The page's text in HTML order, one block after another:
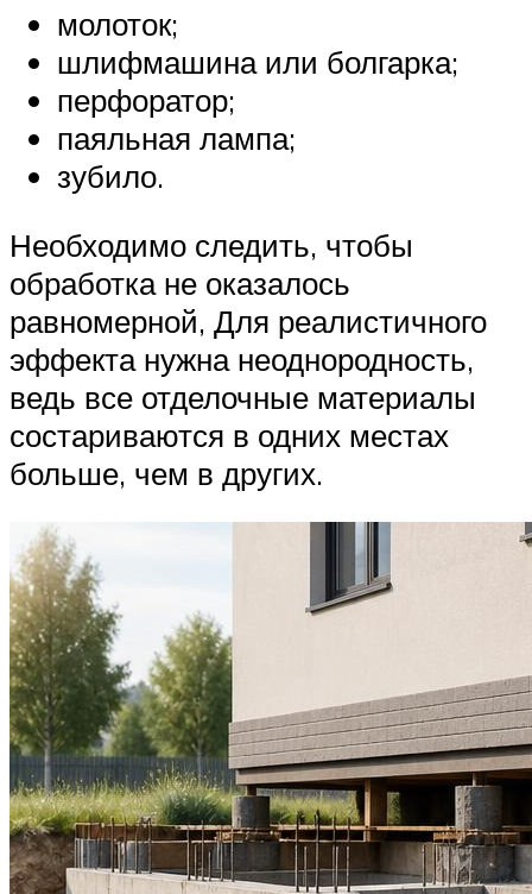
молоток;
шлифмашина или болгарка;
перфоратор;
паяльная лампа;
зубило.
Необходимо следить, чтобы
обработка не оказалось
равномерной, Для реалистичного
эффекта нужна неоднородность,
ведь все отделочные материалы
состариваются в одних местах
больше, чем в других.